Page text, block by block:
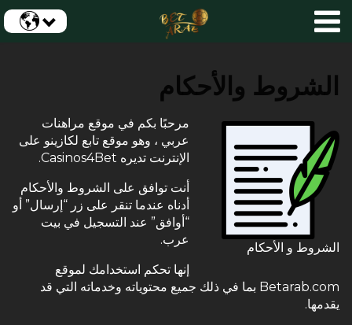
الشروط والأحكام
الشروط و الأحكام
مرحبًا بكم في موقع مراهنات
عربي ، وهو موقع تابع لكازينو على
الإنترنت تديره Casinos4Bet.
أنت توافق على الشروط والأحكام
أدناه عندما تنقر على زر “إرسال” أو
“أوافق” عند التسجيل في بيت
عرب.
إنها تحكم استخدامك لموقع
Betarab.com بما في ذلك جميع محتوياته وخدماته التي قد
يقدمها.